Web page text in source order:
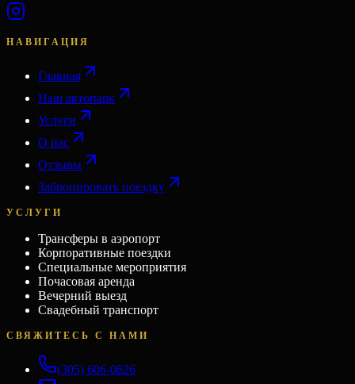
НАВИГАЦИЯ
Главная
Наш автопарк
Услуги
О нас
Отзывы
Забронировать поездку
УСЛУГИ
Трансферы в аэропорт
Корпоративные поездки
Специальные мероприятия
Почасовая аренда
Вечерний выезд
Свадебный транспорт
СВЯЖИТЕСЬ С НАМИ
(305) 606-0626